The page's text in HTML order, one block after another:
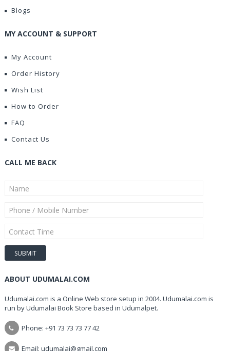
Blogs
MY ACCOUNT & SUPPORT
My Account
Order History
Wish List
How to Order
FAQ
Contact Us
CALL ME BACK
ABOUT UDUMALAI.COM
Udumalai.com is a Online Web store setup in 2004. Udumalai.com is
run by Udumalai Book Store based in Udumalpet.
Phone: +91 73 73 73 77 42
Email: udumalai@gmail.com